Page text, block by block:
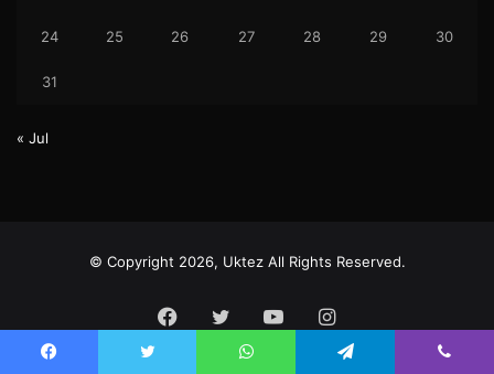
24 25 26 27 28 29 30
31
« Jul
© Copyright 2026, Uktez All Rights Reserved.
Facebook
Twitter YouTubeInstagram